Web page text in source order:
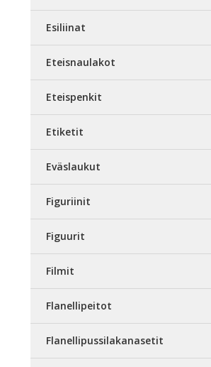
Esiliinat
Eteisnaulakot
Eteispenkit
Etiketit
Eväslaukut
Figuriinit
Figuurit
Filmit
Flanellipeitot
Flanellipussilakanasetit